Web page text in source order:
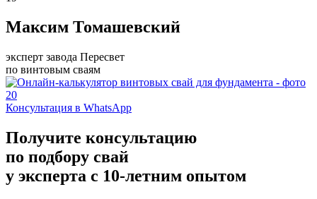
Максим Томашевский
эксперт завода Пересвет
по винтовым сваям
Консультация в WhatsApp
Получите консультацию
по подбору свай
у эксперта с 10-летним опытом